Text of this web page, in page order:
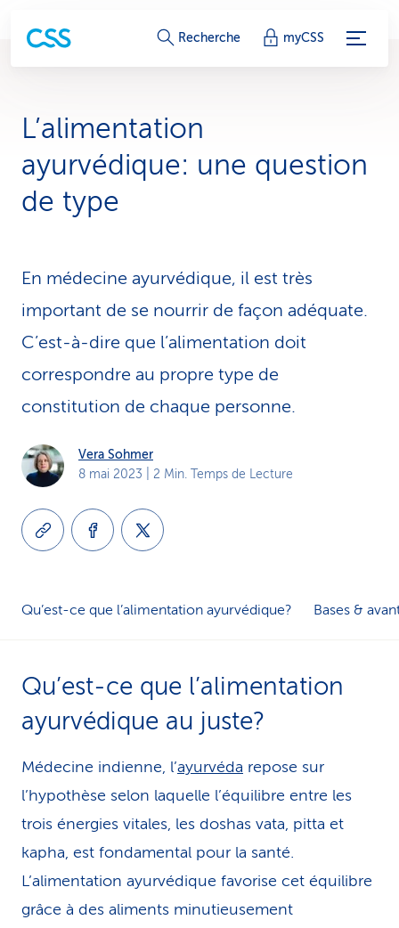
L
e
s
s
e
r
v
Recherche myCSS
L’alimentation
ayurvédique: une question
de type
En médecine ayurvédique, il est très
important de se nourrir de façon adéquate.
C’est-à-dire que l’alimentation doit
correspondre au propre type de
constitution de chaque personne.
Vera Sohmer
8 mai 2023 | 2 Min. Temps de Lecture
Qu’est-ce que l’alimentation ayurvédique? Bases &
Qu’est-ce que l’alimentation
ayurvédique au juste?
Médecine indienne, l’ayurvéda repose sur
l’hypothèse selon laquelle l’équilibre entre les
trois énergies vitales, les doshas vata, pitta et
kapha, est fondamental pour la santé.
L’alimentation ayurvédique favorise cet équilibre
grâce à des aliments minutieusement